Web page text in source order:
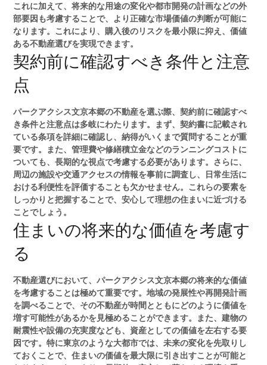
これに加えて、将来的な用途の変化や都市開発の計画などの外
部要因も考慮することで、より正確な市場価値の判断が可能に
なります。これにより、購入後のリスクを最小限に抑え、価値
ある不動産選びを実現できます。
契約前に確認すべき条件と注意
点
パークアクシス文京本郷の不動産を選ぶ際、契約前に確認すべ
き条件と注意点は多岐にわたります。まず、契約書に記載され
ている条項を詳細に確認し、納得がいくまで質問することが重
要です。また、管理費や修繕積立金などのランニングコストに
ついても、長期的な視点で考慮する必要があります。さらに、
周辺の施設や交通アクセスの情報を事前に調査し、日常生活に
おける利便性を評価することも欠かせません。これらの要素を
しっかりと把握することで、安心して理想の住まいに近づける
ことでしょう。
住まいの将来的な価値を考慮す
る
不動産選びにおいて、パークアクシス文京本郷の将来的な価値
を考慮することは極めて重要です。地域の発展性や再開発計画
を調べることで、その不動産が時間とともにどのように価値を
増す可能性があるかを見極めることができます。また、建物の
耐震性や設備の充実度なども、資産としての価値を左右する要
因です。特に東京のような大都市では、未来の変化を先取りし
ておくことで、住まいの価値を最大限に引き出すことが可能と